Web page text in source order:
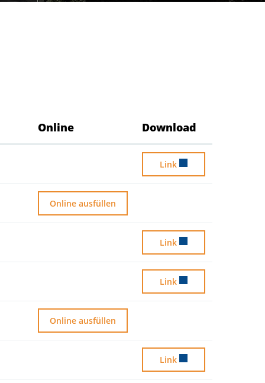
Online Download
Abmeldung / Wegzug
Link
Adressauskunft bestellen
Online ausfüllen
AHV-Formulare
Link
AHV-
Link
Allgemeine Auskünfte / Anfragen
Online ausfüllen
Alpviehsömmerung,
Link